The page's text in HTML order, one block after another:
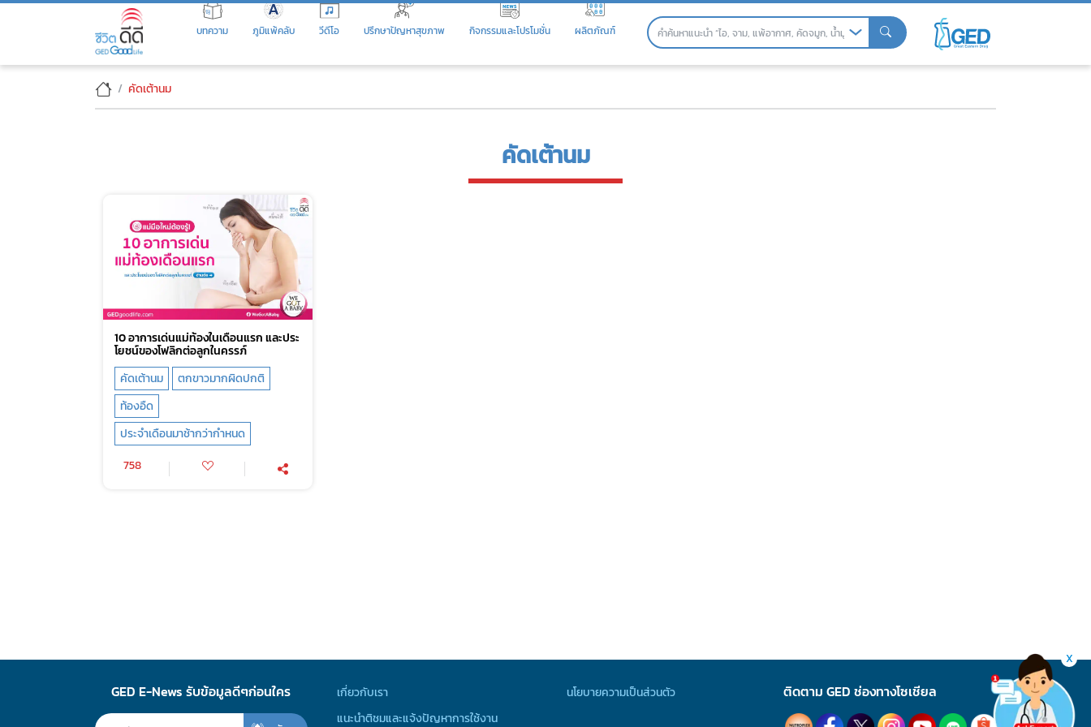
Skip
บทความ ภูมิแพ้คลับ วีดีโอ ปรึกษาปัญหาสุขภาพ กิจกรรมและโปรโมชั่น ผลิตภัณฑ์
คัดเต้านม
คัดเต้านม
10 อาการเด่นแม่ท้องในเดือนแรก และประ
โยชน์ของโฟลิกต่อลูกในครรภ์
คัดเต้านม
ตกขาวมากผิดปกติ
ท้องอืด
ประจำเดือนมาช้ากว่ากำหนด
758
GED E-News รับข้อมูลดีๆก่อนใคร
เกี่ยวกับเรา
แนะนำติชมและแจ้งปัญหาการใช้งาน
นโยบายความเป็นส่วนตัว ติดตาม GED ช่องทางโซเชียล
X